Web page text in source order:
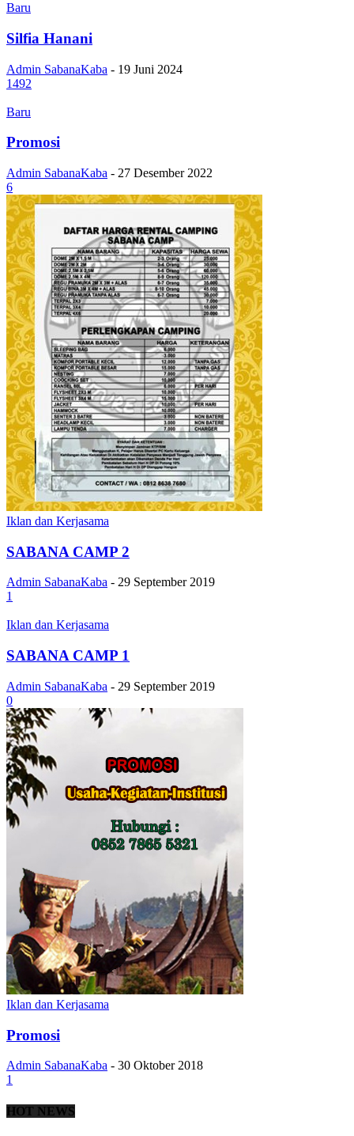
Baru
Silfia Hanani
Admin SabanaKaba - 19 Juni 2024
1492
Baru
Promosi
Admin SabanaKaba - 27 Desember 2022
6
Iklan dan Kerjasama
SABANA CAMP 2
Admin SabanaKaba - 29 September 2019
1
Iklan dan Kerjasama
SABANA CAMP 1
Admin SabanaKaba - 29 September 2019
0
Iklan dan Kerjasama
Promosi
Admin SabanaKaba - 30 Oktober 2018
1
HOT NEWS